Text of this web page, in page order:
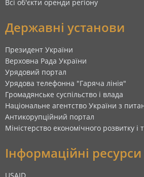
Всі об'єкти оренди регіону
Державні установи
Президент України
Верховна Рада України
Урядовий портал
Урядова телефонна "Гаряча лінія"
Громадянське суспільство і влада
Національне агентство України з
Антикорупційний портал
Міністерство економічного розвитку і
Інформаційні ресурси